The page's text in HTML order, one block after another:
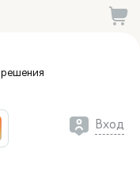
решения
Вход